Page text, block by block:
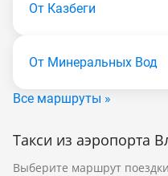
От Казбеги
От Минеральных Вод
Все маршруты »
Такси из аэропорта
Выберите маршрут